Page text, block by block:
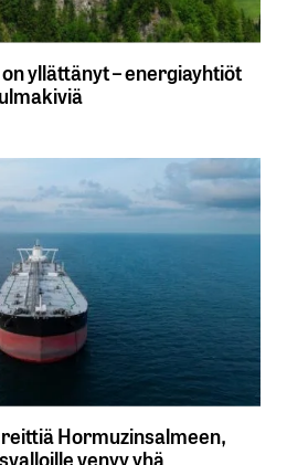
yllättänyt – energiayhtiöt
Hormuzinsalmeen,
venyy yhä